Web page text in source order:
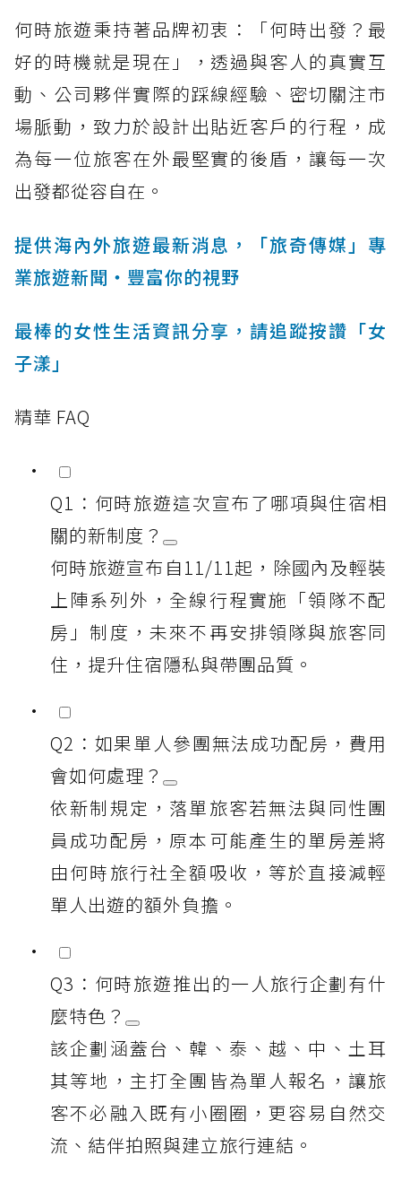
何時旅遊秉持著品牌初衷：「何時出發？最
好的時機就是現在」，透過與客人的真實互
動、公司夥伴實際的踩線經驗、密切關注市
場脈動，致力於設計出貼近客戶的行程，成
為每一位旅客在外最堅實的後盾，讓每一次
出發都從容自在。
提供海內外旅遊最新消息，「旅奇傳媒」專
業旅遊新聞‧豐富你的視野
最棒的女性生活資訊分享，請追蹤按讚「女
子漾」
精華 FAQ
Q1：何時旅遊這次宣布了哪項與住宿相
關的新制度？
何時旅遊宣布自11/11起，除國內及輕裝
上陣系列外，全線行程實施「領隊不配
房」制度，未來不再安排領隊與旅客同
住，提升住宿隱私與帶團品質。
Q2：如果單人參團無法成功配房，費用
會如何處理？
依新制規定，落單旅客若無法與同性團
員成功配房，原本可能產生的單房差將
由何時旅行社全額吸收，等於直接減輕
單人出遊的額外負擔。
Q3：何時旅遊推出的一人旅行企劃有什
麼特色？
該企劃涵蓋台、韓、泰、越、中、土耳
其等地，主打全團皆為單人報名，讓旅
客不必融入既有小圈圈，更容易自然交
流、結伴拍照與建立旅行連結。